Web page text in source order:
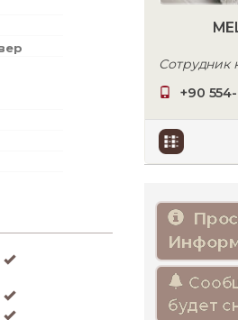
Сотрудник
+90
будет